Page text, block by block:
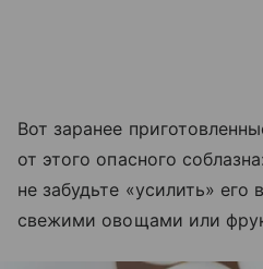
Вот заранее
от этого опасного
не забудьте «усилить»
свежими овощами или